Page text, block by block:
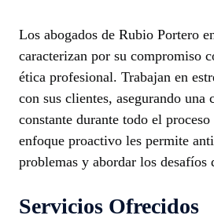
Los abogados de Rubio Portero
caracterizan por su compromiso
ética profesional. Trabajan en
con sus clientes, asegurando
constante durante todo el
enfoque proactivo les permite
problemas y abordar los desafíos
Servicios Ofrecidos